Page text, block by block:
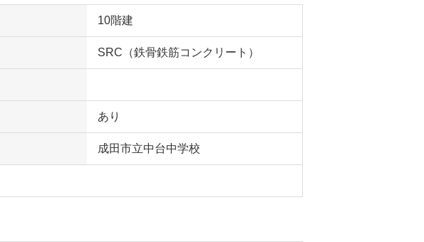
10階建
SRC（鉄骨鉄筋コンクリート）
あり
成田市立中台中学校